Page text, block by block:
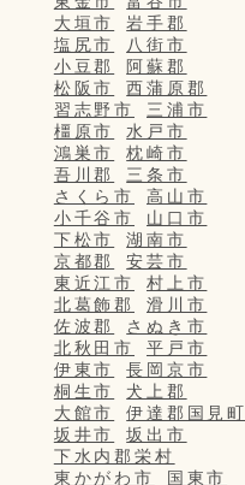
大垣市
岩手郡
塩尻市
八街市
小豆郡
阿蘇郡
松阪市
西蒲原郡
習志野市
三浦市
橿原市
水戸市
鴻巣市
枕崎市
吾川郡
三条市
さくら市
高山市
小千谷市
山口市
下松市
湖南市
京都郡
安芸市
東近江市
村上市
北葛飾郡
滑川市
佐波郡
さぬき市
北秋田市
平戸市
伊東市
長岡京市
桐生市
犬上郡
大館市
伊達郡国見町
坂井市
坂出市
下水内郡栄村
東かがわ市
国東市